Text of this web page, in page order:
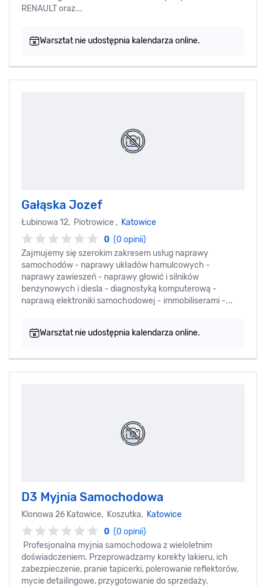
RENAULT oraz...
Warsztat nie udostępnia kalendarza online.
Gałąska Jozef
Łubinowa 12, Piotrowice , Katowice
0 (0 opinii)
Zajmujemy się szerokim zakresem usług naprawy
samochodów - naprawy układów hamulcowych -
naprawy zawieszeń - naprawy głowić i silników
benzynowych i diesla - diagnostyką komputerową -
naprawą elektroniki samochodowej - immobiliserami -...
Warsztat nie udostępnia kalendarza online.
D3 Myjnia Samochodowa
Klonowa 26 Katowice, Koszutka, Katowice
0 (0 opinii)
Profesjonalna myjnia samochodowa z wieloletnim
doświadczeniem. Przeprowadzamy korekty lakieru, ich
zabezpieczenie, pranie tapicerki, polerowanie reflektorów,
mycie detailingowe, przygotowanie do sprzedaży.